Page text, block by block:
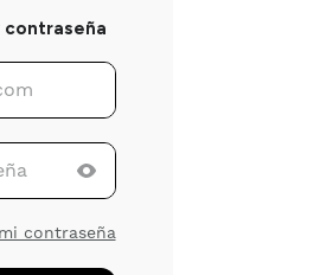
contraseña